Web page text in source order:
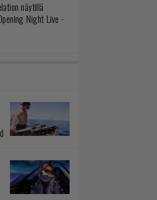
näytillä
Night Live -